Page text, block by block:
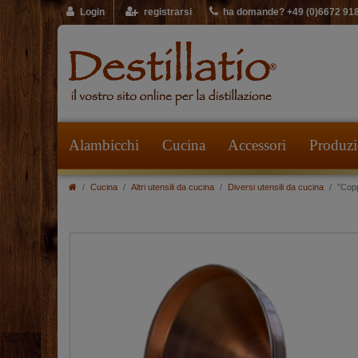
Login registrarsi ha domande? +49 (0)6672
Alambicchi Cucina Accessori
Cucina Altri utensili da cucina Diversi utensili da cucina